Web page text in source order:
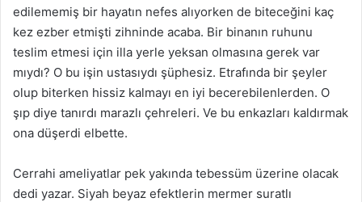
edilememiş bir hayatın nefes alıyorken de biteceğini kaç
kez ezber etmişti zihninde acaba. Bir binanın ruhunu
teslim etmesi için illa yerle yeksan olmasına gerek var
mıydı? O bu işin ustasıydı şüphesiz. Etrafında bir şeyler
olup biterken hissiz kalmayı en iyi becerebilenlerden. O
şıp diye tanırdı marazlı çehreleri. Ve bu enkazları kaldırmak
ona düşerdi elbette.
Cerrahi ameliyatlar pek yakında tebessüm üzerine olacak
dedi yazar. Siyah beyaz efektlerin mermer suratlı